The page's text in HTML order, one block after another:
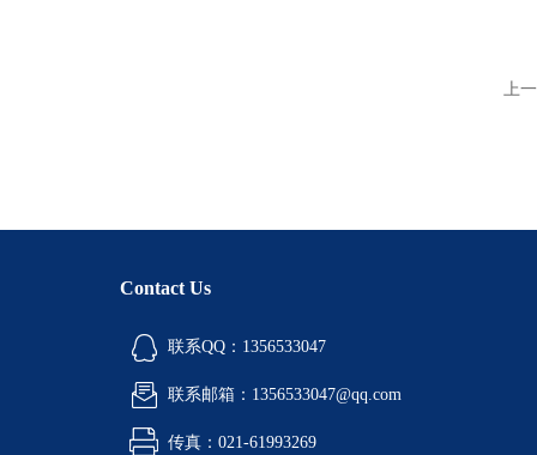
上
Contact Us
联系QQ：1356533047
联系邮箱：1356533047@qq.com
传真：021-61993269